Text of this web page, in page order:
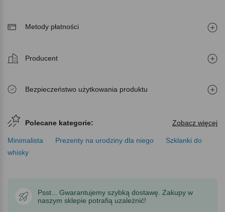
Metody płatności
Producent
Bezpieczeństwo użytkowania produktu
Polecane kategorie: Zobacz więcej
Minimalista Prezenty na urodziny dla niego
Szklanki do
whisky
Psst... Gwarantujemy szybką dostawę. Zakupy w
naszym sklepie potrafią uzależnić!